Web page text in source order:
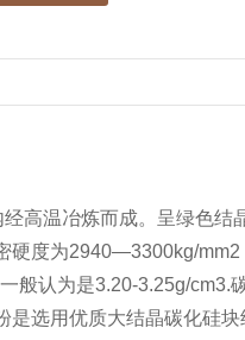
高温冶炼而成。呈绿色结
硬度为2940—3300kg/
般认为是3.20-3.25g/cm3.
选用优质大结晶碳化硅